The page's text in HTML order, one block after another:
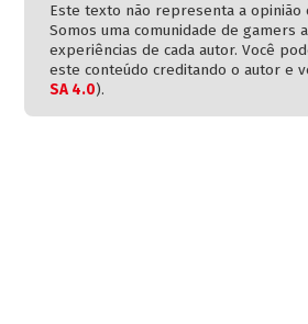
Este texto não representa a opinião
Somos uma comunidade de gamers
experiências de cada autor. Você
este conteúdo creditando o autor e
SA 4.0).